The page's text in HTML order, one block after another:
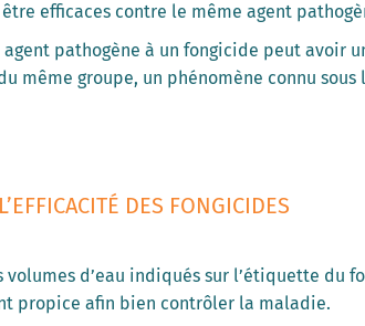
efficaces contre le même agent
agent pathogène à un fongicide peut avoir
même groupe, un phénomène connu sous
DES FONGICIDES
d’eau indiqués sur l’étiquette du
propice afin bien contrôler la maladie.